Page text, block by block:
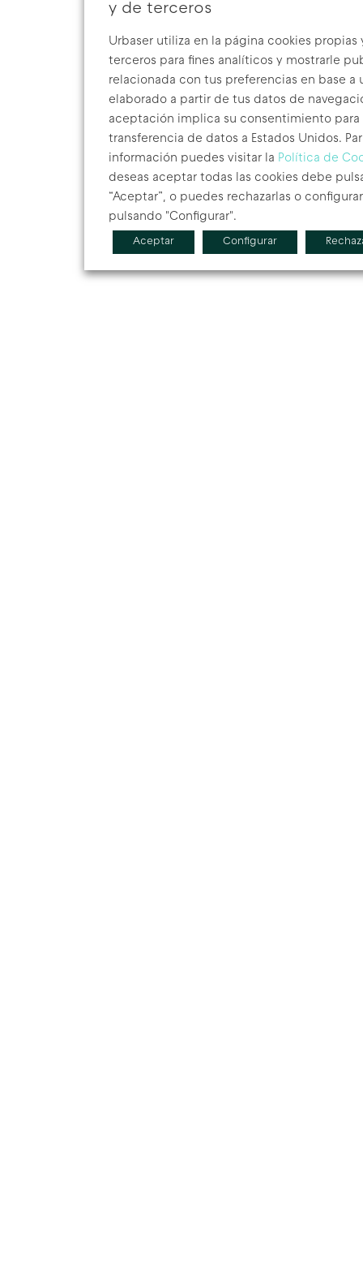
y de terceros
Urbaser utiliza en la página cookies propias
terceros para fines analíticos y mostrarle
relacionada con tus preferencias en base a
elaborado a partir de tus datos de
aceptación implica su consentimiento para
transferencia de datos a Estados Unidos.
información puedes visitar la Política de
deseas aceptar todas las cookies debe
“Aceptar”, o puedes rechazarlas o
pulsando "Configurar".
Aceptar Configurar